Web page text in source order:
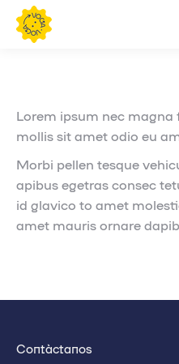
Lorem ipsum nec
mollis sit amet odio eu
Morbi pellen tesque
apibus egetras consec
id glavico to amet
amet mauris ornare
Contáctanos